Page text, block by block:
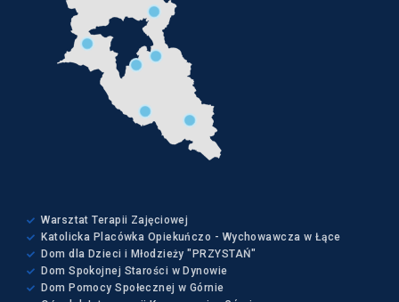
Warsztat Terapii Zajęciowej
Katolicka Placówka Opiekuńczo - Wychowawcza w Łące
Dom dla Dzieci i Młodzieży "PRZYSTAŃ"
Dom Spokojnej Starości w Dynowie
Dom Pomocy Społecznej w Górnie